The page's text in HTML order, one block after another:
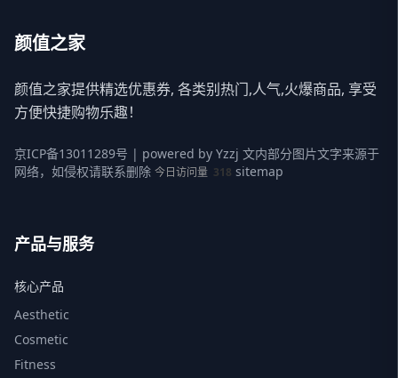
颜值之家
颜值之家提供精选优惠券, 各类别热门,人气,火爆商品, 享受
方便快捷购物乐趣！
京ICP备13011289号 | powered by Yzzj 文内部分图片文字来源于
网络，如侵权请联系删除 今日访问量 318 sitemap
产品与服务
核心产品
Aesthetic
Cosmetic
Fitness